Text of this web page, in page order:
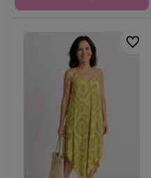
Do